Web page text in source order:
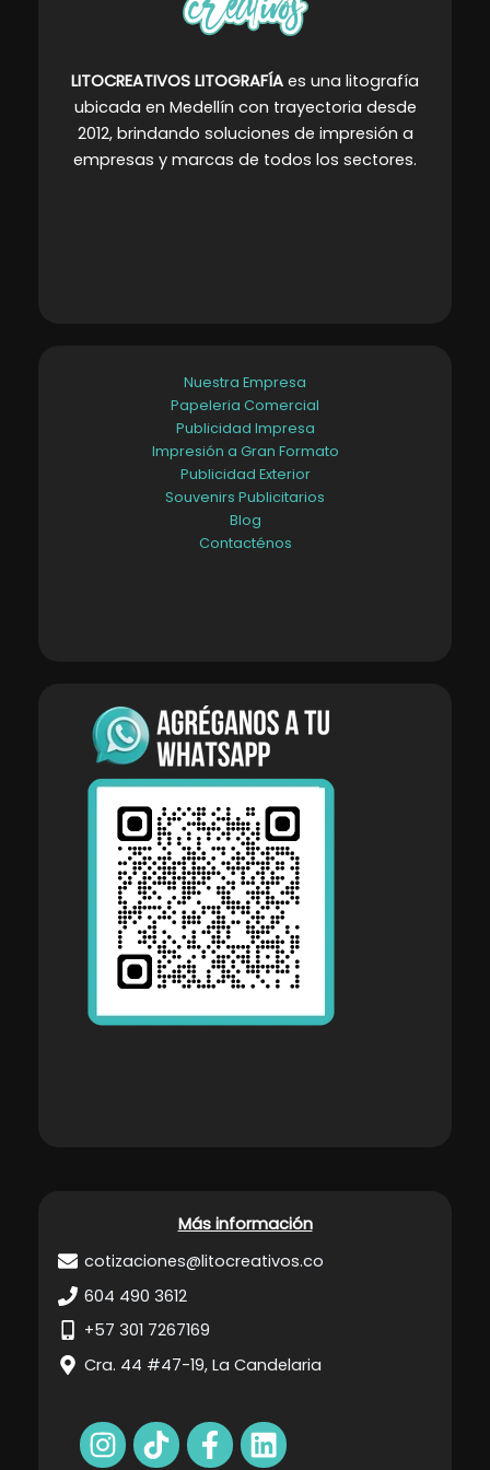
LITOCREATIVOS LITOGRAFÍA es una litografía
ubicada en Medellín con trayectoria desde
2012, brindando soluciones de impresión a
empresas y marcas de todos los sectores.
Nuestra Empresa
Papeleria Comercial
Publicidad Impresa
Impresión a Gran Formato
Publicidad Exterior
Souvenirs Publicitarios
Blog
Contacténos
Más información
cotizaciones@litocreativos.co
604 490 3612
+57 301 7267169
Cra. 44 #47-19, La Candelaria